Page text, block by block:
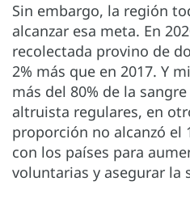
Sin embargo, la región
alcanzar esa meta. En
recolectada provino de
2% más que en 2017. Y
más del 80% de la
altruista regulares, en
proporción no alcanzó el
con los países para
voluntarias y asegurar la